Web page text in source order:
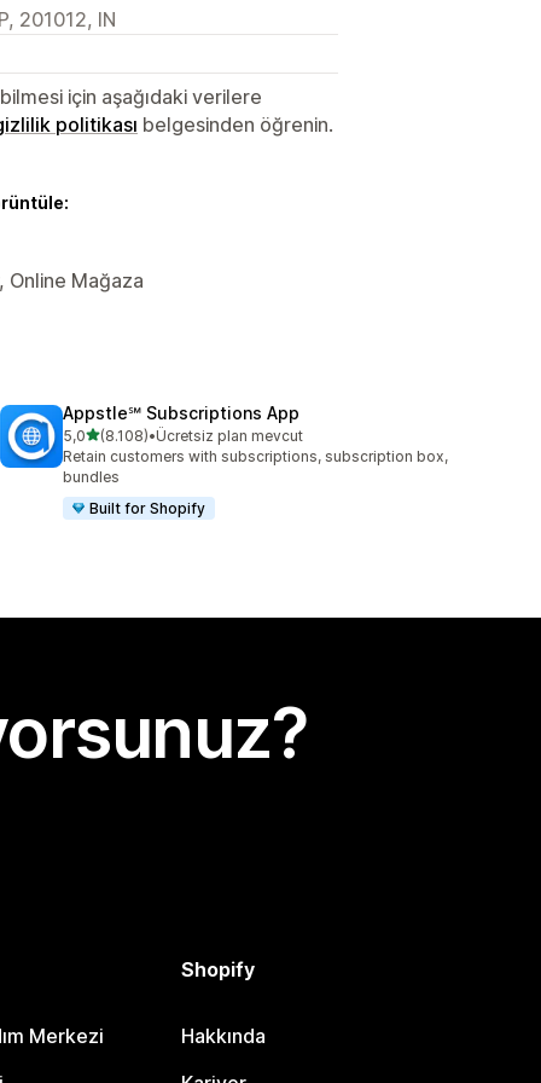
201012, IN
için aşağıdaki verilere
politikası belgesinden öğrenin.
Online Mağaza
Appstle℠ Subscriptions App
5,05 yıldız üzerinden
(8.108)
toplam 8108 değerlendirme
•Ücretsiz plan mevcut
Retain customers with subscriptions, subscription box,
bundles
Built for Shopify
Merkezi
Shopify
Hakkında